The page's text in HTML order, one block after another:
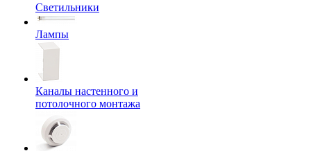
Светильники
Лампы
Каналы настенного и
потолочного монтажа